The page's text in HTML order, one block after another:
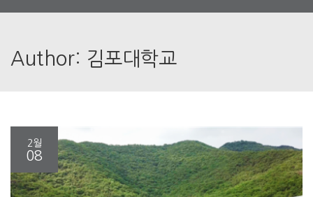
Author: 김포대학교
2월
08